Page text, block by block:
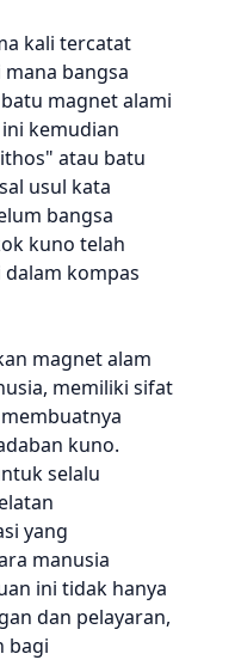
kali tercatat
bangsa
magnet alami
kemudian
atau batu
usul kata
bangsa
kuno telah
kompas
magnet alam
memiliki sifat
kuno.
selalu
yang
manusia
ini tidak hanya
dan pelayaran,
bagi